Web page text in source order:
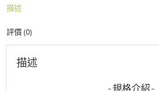
描述
評價 (0)
描述
-規格介紹-